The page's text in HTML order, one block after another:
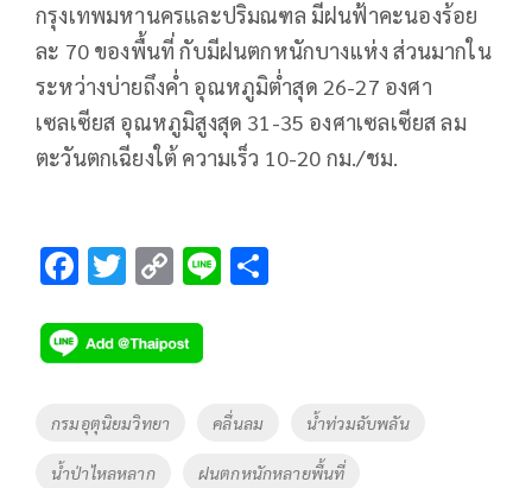
กรุงเทพมหานครและปริมณฑล มีฝนฟ้าคะนองร้อย
ละ 70 ของพื้นที่ กับมีฝนตกหนักบางแห่ง ส่วนมากใน
ระหว่างบ่ายถึงค่ำ อุณหภูมิต่ำสุด 26-27 องศา
เซลเซียส อุณหภูมิสูงสุด 31-35 องศาเซลเซียส ลม
ตะวันตกเฉียงใต้ ความเร็ว 10-20 กม./ชม.
F
e
b
o
o
T
tt
er
C
p
y
Li
Tags
กรมอุตุนิยมวิทยา คลื่นลม น้ำท่วมฉับพลัน
น้ำป่าไหลหลาก ฝนตกหนักหลายพื้นที่